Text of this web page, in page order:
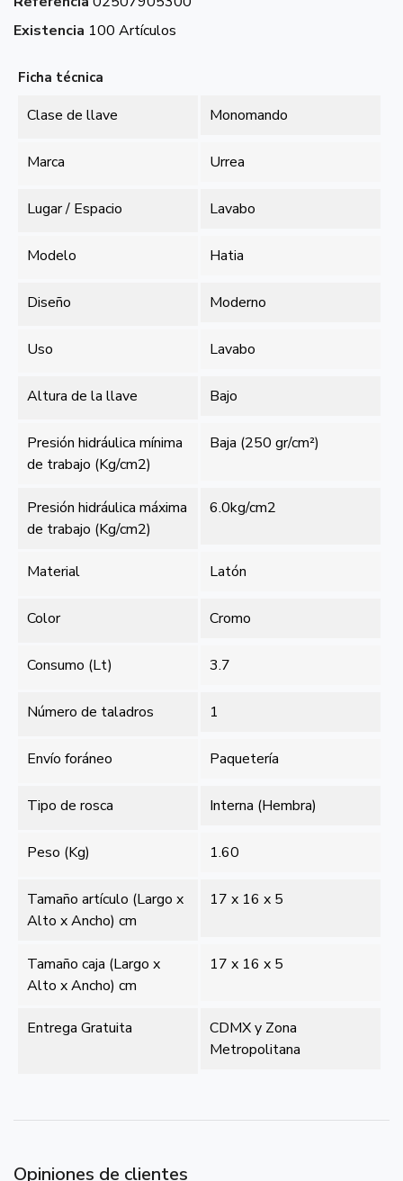
Existencia 100 Artículos
Ficha técnica
Clase de llave Monomando
Marca Urrea
Lugar / Espacio Lavabo
Modelo Hatia
Diseño Moderno
Uso Lavabo
Altura de la llave Bajo
Presión hidráulica mínima
de trabajo (Kg/cm2)
Baja (250 gr/cm²)
Presión hidráulica máxima
de trabajo (Kg/cm2)
6.0kg/cm2
Material Latón
Color Cromo
Consumo (Lt) 3.7
Número de taladros 1
Envío foráneo Paquetería
Tipo de rosca Interna (Hembra)
Peso (Kg) 1.60
Tamaño artículo (Largo x
Alto x Ancho) cm
17 x 16 x 5
Tamaño caja (Largo x
Alto x Ancho) cm
17 x 16 x 5
Entrega Gratuita
CDMX y Zona
Metropolitana
Opiniones de clientes